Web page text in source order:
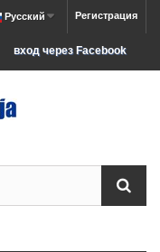
Регистрация
Русский
вход через Facebook